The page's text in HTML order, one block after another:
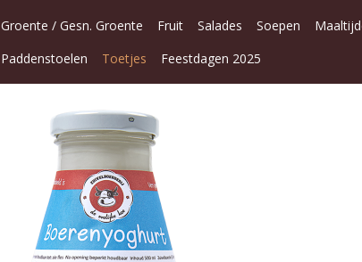
Groente / Gesn. Groente Fruit Salades Soepen
Paddenstoelen
Toetjes Feestdagen 2025